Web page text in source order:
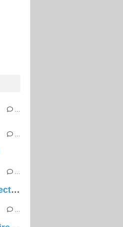
…
…
…
L'ARC26, un collectif de grimpeurs à besoin de votre soutien !
…